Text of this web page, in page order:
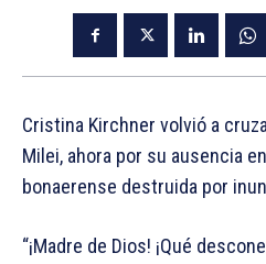
Cristina Kirchner volvió a
Milei, ahora por su ausencia
bonaerense destruida por
“¡Madre de Dios! ¡Qué